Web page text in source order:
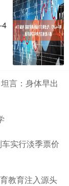
4
言：身体早出
实行淡季票价
教育注入源头